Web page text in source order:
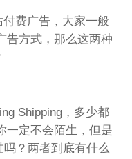
费广告，大家一般
告方式，那么这两种
Shipping，多少都
一定不会陌生，但是
？两者到底有什么